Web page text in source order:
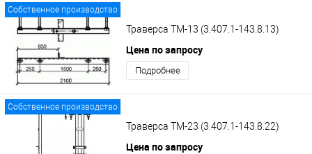
Собственное производство
Траверса ТМ-13 (3.407.1-143.8.13)
Цена по запросу
Подробнее
Собственное производство
Траверса ТМ-23 (3.407.1-143.8.22)
Цена по запросу